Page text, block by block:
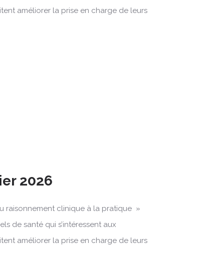
améliorer la prise en charge de leurs
2026
raisonnement clinique à la pratique »
de santé qui s’intéressent aux
améliorer la prise en charge de leurs